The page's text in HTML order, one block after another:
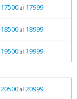
17500al 17999
18500al 18999
19500al 19999
20500al 20999